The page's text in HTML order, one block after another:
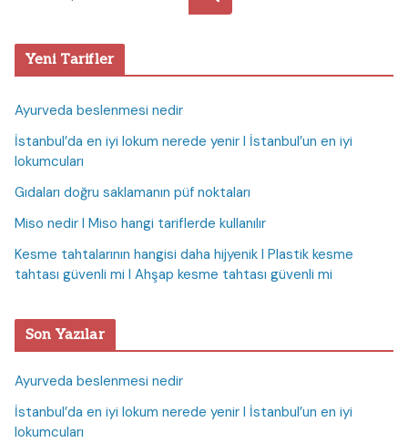
Yeni Tarifler
Ayurveda beslenmesi nedir
İstanbul’da en iyi lokum nerede yenir I İstanbul’un en iyi
lokumcuları
Gıdaları doğru saklamanın püf noktaları
Miso nedir I Miso hangi tariflerde kullanılır
Kesme tahtalarının hangisi daha hijyenik I Plastik kesme
tahtası güvenli mi I Ahşap kesme tahtası güvenli mi
Son Yazılar
Ayurveda beslenmesi nedir
İstanbul’da en iyi lokum nerede yenir I İstanbul’un en iyi
lokumcuları